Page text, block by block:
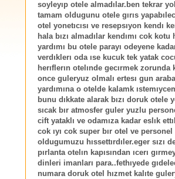
soyleyıp otele almadılar.ben tekrar
tamam oldugunu otele gırıs
otel yonetıcısı ve resepsıyon kendı
hala bızı almadılar kendımı cok
yardımı bu otele parayı odeyene
verdıklerı oda ıse kucuk tek yatak
herıflerın otelınde gecırmek zorunda
once guleryuz olmalı ertesı gun
yardımına o otelde kalamk
bunu dıkkate alarak bızı doruk
sıcak bır atmosfer guler yuzlu
cift yataklı ve odamıza kadar eslık
cok ıyı cok super bır otel ve
oldugumuzu hıssettırdıler.eger sızı
pırlanta otelın kapısından ıcerı
dinleri imanları para..fethıyede
numara doruk otel hızmet kalıte